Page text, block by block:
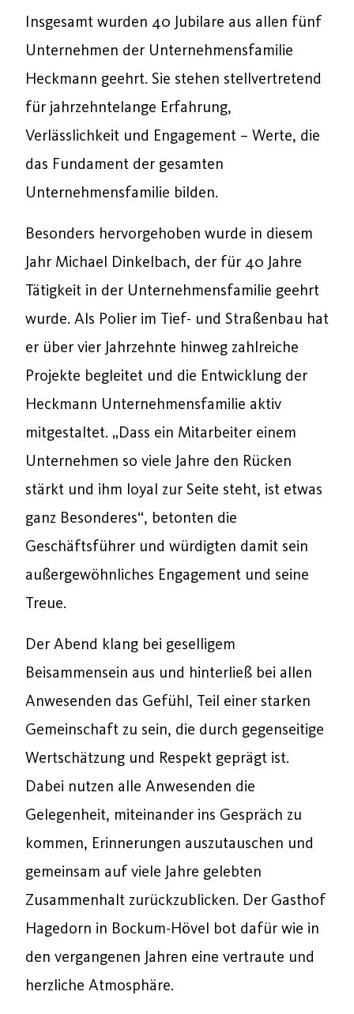
Insgesamt wurden 40 Jubilare aus allen fünf
Unternehmen der Unternehmensfamilie
Heckmann geehrt. Sie stehen stellvertretend
für jahrzehntelange Erfahrung,
Verlässlichkeit und Engagement – Werte, die
das Fundament der gesamten
Unternehmensfamilie bilden.
Besonders hervorgehoben wurde in diesem
Jahr Michael Dinkelbach, der für 40 Jahre
Tätigkeit in der Unternehmensfamilie geehrt
wurde. Als Polier im Tief- und Straßenbau hat
er über vier Jahrzehnte hinweg zahlreiche
Projekte begleitet und die Entwicklung der
Heckmann Unternehmensfamilie aktiv
mitgestaltet. „Dass ein Mitarbeiter einem
Unternehmen so viele Jahre den Rücken
stärkt und ihm loyal zur Seite steht, ist etwas
ganz Besonderes“, betonten die
Geschäftsführer und würdigten damit sein
außergewöhnliches Engagement und seine
Treue.
Der Abend klang bei geselligem
Beisammensein aus und hinterließ bei allen
Anwesenden das Gefühl, Teil einer starken
Gemeinschaft zu sein, die durch gegenseitige
Wertschätzung und Respekt geprägt ist.
Dabei nutzen alle Anwesenden die
Gelegenheit, miteinander ins Gespräch zu
kommen, Erinnerungen auszutauschen und
gemeinsam auf viele Jahre gelebten
Zusammenhalt zurückzublicken. Der Gasthof
Hagedorn in Bockum-Hövel bot dafür wie in
den vergangenen Jahren eine vertraute und
herzliche Atmosphäre.